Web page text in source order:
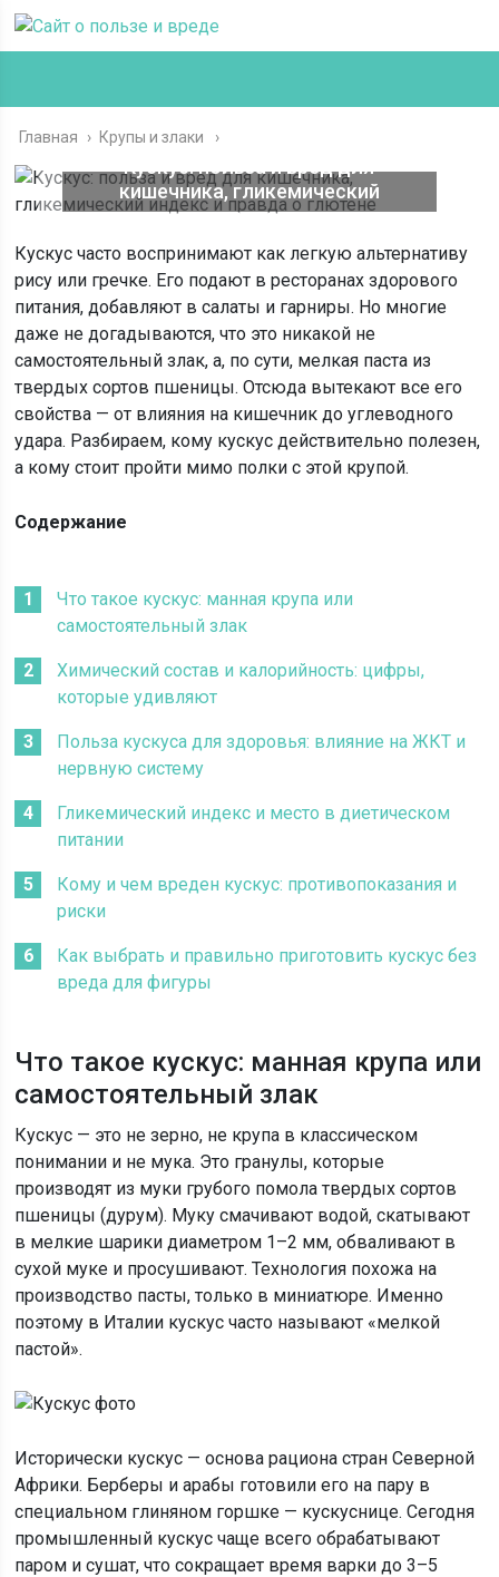
Главная › Крупы и злаки
Кускус: польза и вред для
кишечника, гликемический
индекс и правда о глютене
Кускус часто воспринимают как легкую альтернативу
рису или гречке. Его подают в ресторанах здорового
питания, добавляют в салаты и гарниры. Но многие
даже не догадываются, что это никакой не
самостоятельный злак, а, по сути, мелкая паста из
твердых сортов пшеницы. Отсюда вытекают все его
свойства — от влияния на кишечник до углеводного
удара. Разбираем, кому кускус действительно полезен,
а кому стоит пройти мимо полки с этой крупой.
Содержание
Что такое кускус: манная крупа или
самостоятельный злак
Химический состав и калорийность: цифры,
которые удивляют
Польза кускуса для здоровья: влияние на ЖКТ и
нервную систему
Гликемический индекс и место в диетическом
питании
Кому и чем вреден кускус: противопоказания и
риски
Как выбрать и правильно приготовить кускус без
вреда для фигуры
Что такое кускус: манная крупа или
самостоятельный злак
Кускус — это не зерно, не крупа в классическом
понимании и не мука. Это гранулы, которые
производят из муки грубого помола твердых сортов
пшеницы (дурум). Муку смачивают водой, скатывают
в мелкие шарики диаметром 1–2 мм, обваливают в
сухой муке и просушивают. Технология похожа на
производство пасты, только в миниатюре. Именно
поэтому в Италии кускус часто называют «мелкой
пастой».
Исторически кускус — основа рациона стран Северной
Африки. Берберы и арабы готовили его на пару в
специальном глиняном горшке — кускуснице. Сегодня
промышленный кускус чаще всего обрабатывают
паром и сушат, что сокращает время варки до 3–5